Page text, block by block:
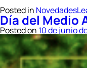
Posted in Novedades
Día del Medio
Posted on 10 de junio